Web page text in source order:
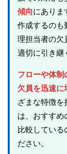
傾向にありま
作成するのも
理担当者の欠
適切に引き継
フローや体制
欠員を迅速に
ざまな特徴
は、おすすめ
比較している
ださい。